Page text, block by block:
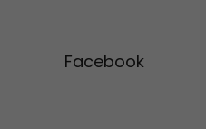
Facebook